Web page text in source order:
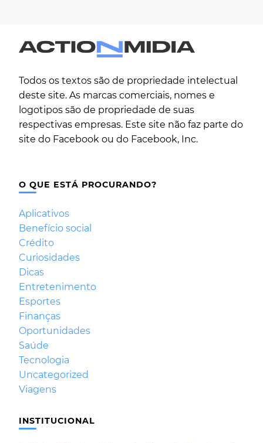
Todos os textos são de propriedade intelectual
deste site. As marcas comerciais, nomes e
logotipos são de propriedade de suas
respectivas empresas. Este site não faz parte do
site do Facebook ou do Facebook, Inc.
O QUE ESTÁ PROCURANDO?
Aplicativos
Benefício social
Crédito
Curiosidades
Dicas
Entretenimento
Esportes
Finanças
Oportunidades
Saúde
Tecnologia
Uncategorized
Viagens
INSTITUCIONAL